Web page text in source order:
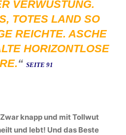
VERWÜSTUNG.
TOTES LAND SO
REICHTE. ASCHE
HORIZONTLOSE
.“ SEITE 91
knapp und mit Tollwut
und lebt! Und das Beste